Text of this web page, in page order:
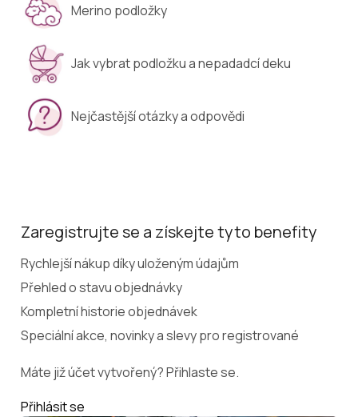
Merino podložky
Jak vybrat podložku a nepadadcí deku
Nejčastější otázky a odpovědi
Zaregistrujte se a získejte tyto benefity
Rychlejší nákup díky uloženým údajům
Přehled o stavu objednávky
Kompletní historie objednávek
Speciální akce, novinky a slevy pro registrované
Máte již účet vytvořený? Přihlaste se.
Přihlásit se